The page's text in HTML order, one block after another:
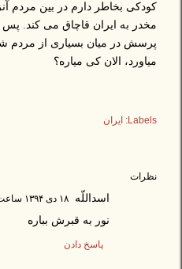
کودکی بخاطر دارم در بین مردم
مخدر به ایران قاچاق می کند. پس
پرسش در میان بسیاری از مردم
میاورد، الان کی میاره؟
Labels: ایران
نظرات
اسداللّه ۱۸ دی ۱۳۹۴ ساعت ۱۷:۰۶
نور به قبرش بباره
پاسخ دادن